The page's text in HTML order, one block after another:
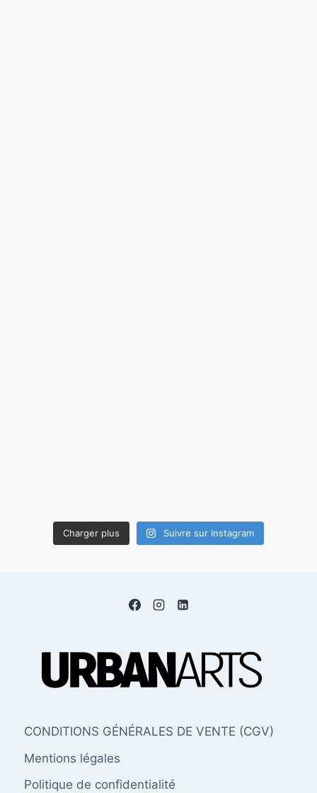
Charger plus Suivre sur Instagram
CONDITIONS GÉNÉRALES DE VENTE (CGV)
Mentions légales
Politique de confidentialité